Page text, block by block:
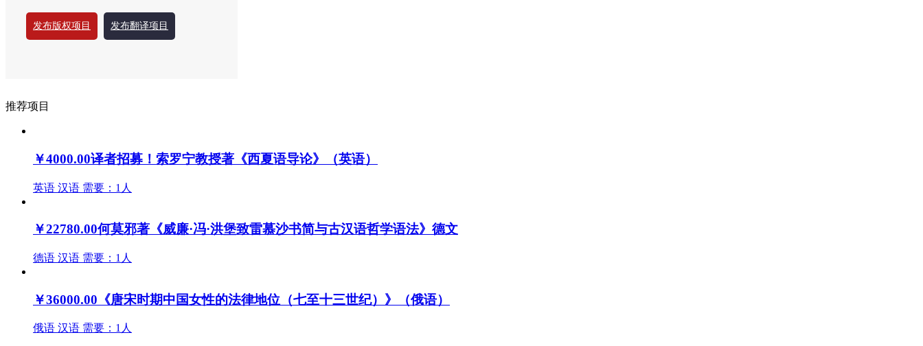
发布版权项目 发布翻译项目
推荐项目
￥4000.00译者招募！索罗宁教授著《西夏语导论》（英语）
英语 汉语 需要：1人
￥22780.00何莫邪著《威廉·冯·洪堡致雷慕沙书简与古汉语哲学语法》德文
德语 汉语 需要：1人
￥36000.00 《唐宋时期中国女性的法律地位（七至十三世纪）》（俄语）
俄语 汉语 需要：1人